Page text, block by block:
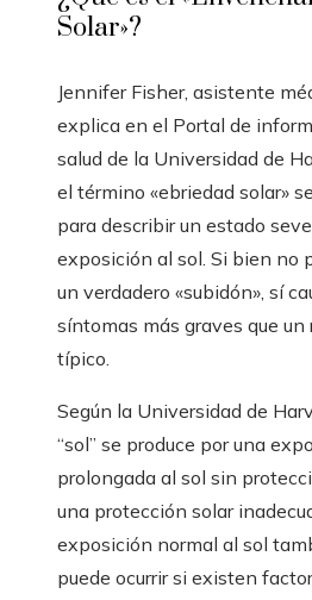
Solar»?
Jennifer Fisher, asistente
explica en el Portal de
salud de la Universidad de
el término «ebriedad solar»
para describir un estado
exposición al sol. Si bien no
un verdadero «subidón», sí
síntomas más graves que un
típico.
Según la Universidad de
“sol” se produce por una
prolongada al sol sin
una protección solar
exposición normal al sol
puede ocurrir si existen